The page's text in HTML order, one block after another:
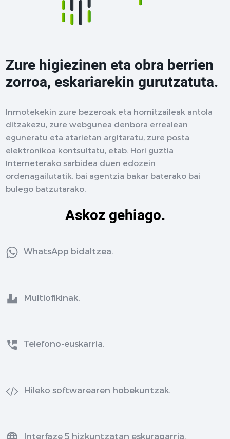
Zure higiezinen eta obra berrien
zorroa, eskariarekin gurutzatuta.
Inmotekekin zure bezeroak eta hornitzaileak antola
ditzakezu, zure webgunea denbora errealean
eguneratu eta atarietan argitaratu, zure posta
elektronikoa kontsultatu, etab. Hori guztia
Interneterako sarbidea duen edozein
ordenagailutatik, bai agentzia bakar baterako bai
bulego batzutarako.
Askoz gehiago.
WhatsApp bidaltzea.
Multiofikinak.
Telefono-euskarria.
Hileko softwarearen hobekuntzak.
Interfaze 5 hizkuntzatan eskuragarria.